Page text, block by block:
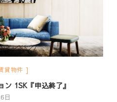
貸物件
ン 1SK『申込終了』
日